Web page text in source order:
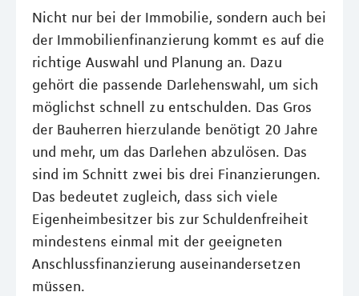
Nicht nur bei der Immobilie, sondern auch bei
der Immobilienfinanzierung kommt es auf die
richtige Auswahl und Planung an. Dazu
gehört die passende Darlehenswahl, um sich
möglichst schnell zu entschulden. Das Gros
der Bauherren hierzulande benötigt 20 Jahre
und mehr, um das Darlehen abzulösen. Das
sind im Schnitt zwei bis drei Finanzierungen.
Das bedeutet zugleich, dass sich viele
Eigenheimbesitzer bis zur Schuldenfreiheit
mindestens einmal mit der geeigneten
Anschlussﬁnanzierung auseinandersetzen
müssen.